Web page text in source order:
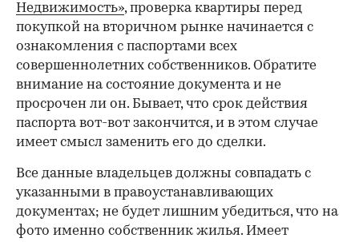
Недвижимость», проверка квартиры перед
покупкой на вторичном рынке начинается с
ознакомления с паспортами всех
совершеннолетних собственников. Обратите
внимание на состояние документа и не
просрочен ли он. Бывает, что срок действия
паспорта вот-вот закончится, и в этом случае
имеет смысл заменить его до сделки.
Все данные владельцев должны совпадать с
указанными в правоустанавливающих
документах; не будет лишним убедиться, что на
фото именно собственник жилья. Имеет